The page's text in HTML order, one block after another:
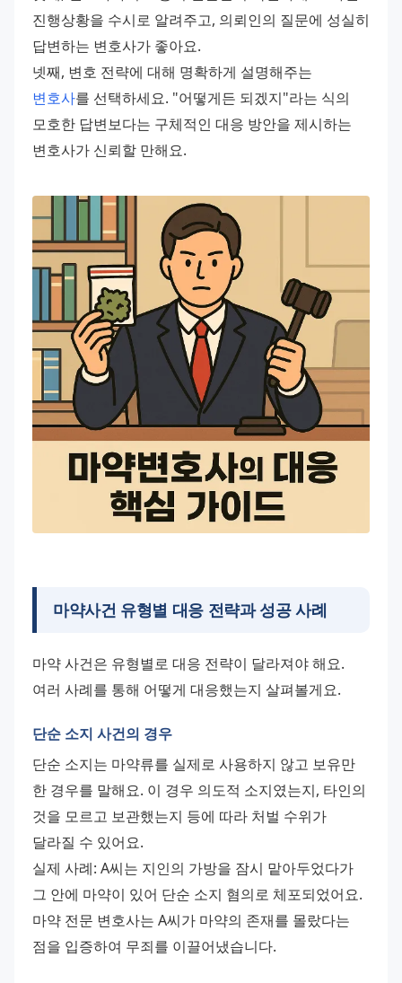
진행상황을 수시로 알려주고, 의뢰인의 질문에 성실히
답변하는 변호사가 좋아요.
변호사를 선택하세요. "어떻게든 되겠지"라는 식의
모호한 답변보다는 구체적인 대응 방안을 제시하는
변호사가 신뢰할 만해요.
마약사건 유형별 대응 전략과 성공 사례
마약 사건은 유형별로 대응 전략이 달라져야 해요.
여러 사례를 통해 어떻게 대응했는지 살펴볼게요.
단순 소지 사건의 경우
단순 소지는 마약류를 실제로 사용하지 않고 보유만
한 경우를 말해요. 이 경우 의도적 소지였는지, 타인의
것을 모르고 보관했는지 등에 따라 처벌 수위가
달라질 수 있어요.
실제 사례: A씨는 지인의 가방을 잠시 맡아두었다가
그 안에 마약이 있어 단순 소지 혐의로 체포되었어요.
마약 전문 변호사는 A씨가 마약의 존재를 몰랐다는
점을 입증하여 무죄를 이끌어냈습니다.